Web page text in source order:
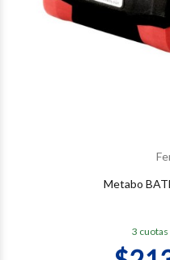
Metabo
3